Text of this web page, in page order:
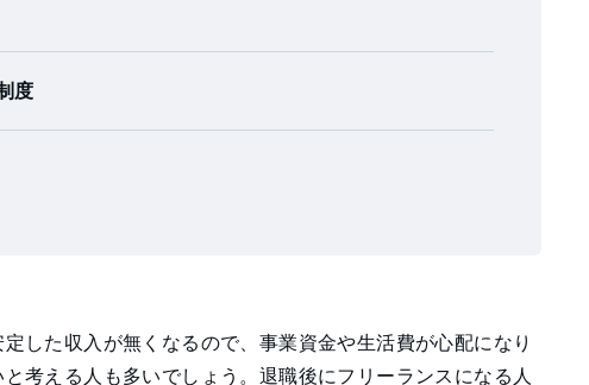
度
した収入が無くなるので、事業資金や生活費が心配になり
考える人も多いでしょう。退職後にフリーランスになる人